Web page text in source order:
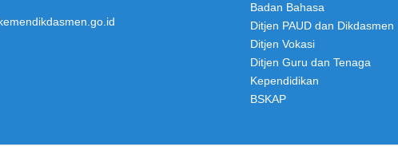
Badan Bahasa
Ditjen PAUD dan Dikdasmen
Ditjen Vokasi
Ditjen Guru dan Tenaga
Kependidikan
BSKAP